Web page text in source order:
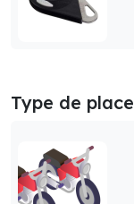
Type de place